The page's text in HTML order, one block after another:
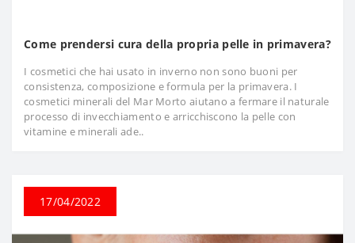
Come prendersi cura della propria pelle in primavera?
I cosmetici che hai usato in inverno non sono buoni per
consistenza, composizione e formula per la primavera. I
cosmetici minerali del Mar Morto aiutano a fermare il naturale
processo di invecchiamento e arricchiscono la pelle con
vitamine e minerali ade..
17/04/2022